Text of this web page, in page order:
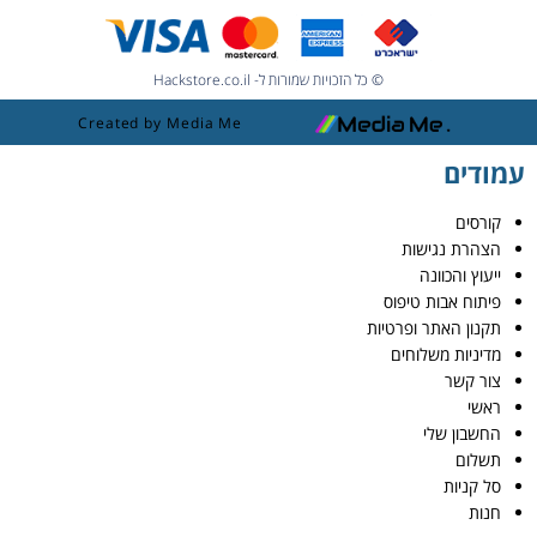
© כל הזכויות שמורות ל- Hackstore.co.il
Created by Media Me
עמודים
קורסים
הצהרת נגישות
ייעוץ והכוונה
פיתוח אבות טיפוס
תקנון האתר ופרטיות
מדיניות משלוחים
צור קשר
ראשי
החשבון שלי
תשלום
סל קניות
חנות